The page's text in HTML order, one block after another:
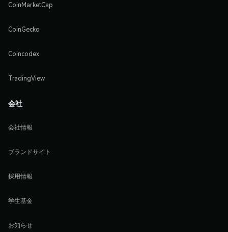
CoinMarketCap
CoinGecko
Coincodex
TradingView
会社
会社情報
ブランドサイト
採用情報
学生基金
お知らせ